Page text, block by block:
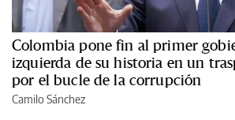
Colombia pone fin al primer
izquierda de su historia en un
por el bucle de la corrupción
Camilo Sánchez